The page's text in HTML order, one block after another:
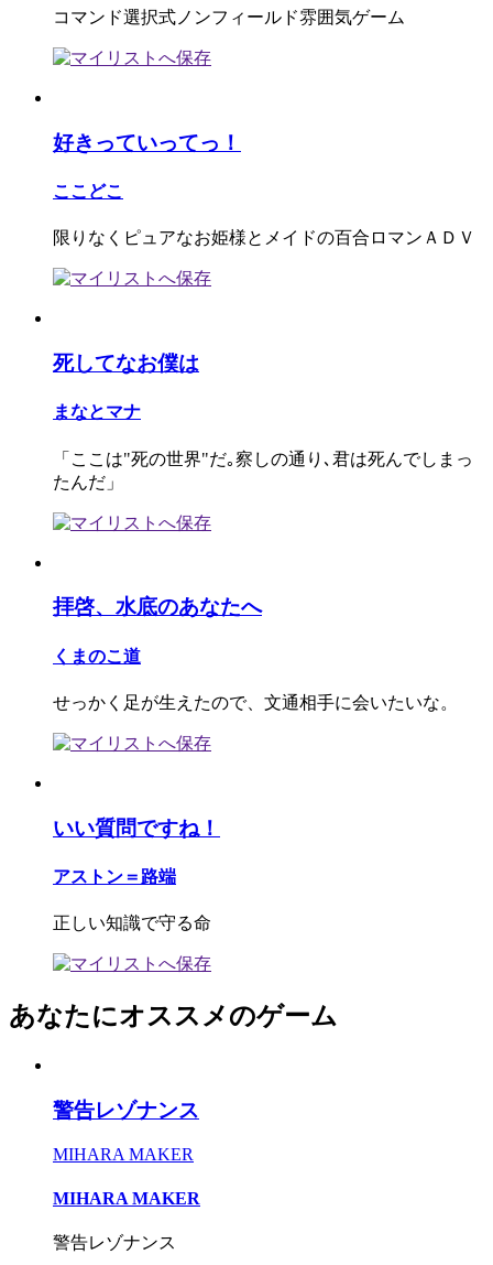
コマンド選択式ノンフィールド雰囲気ゲーム
好きっていってっ！
ここどこ
限りなくピュアなお姫様とメイドの百合ロマンＡＤＶ
死してなお僕は
まなとマナ
「ここは"死の世界"だ｡察しの通り､君は死んでしまっ
たんだ」
拝啓、水底のあなたへ
くまのこ道
せっかく足が生えたので、文通相手に会いたいな。
いい質問ですね！
アストン＝路端
正しい知識で守る命
あなたにオススメのゲーム
警告レゾナンス
MIHARA MAKER
MIHARA MAKER
警告レゾナンス